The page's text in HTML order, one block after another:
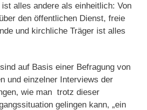
alles andere als einheitlich: Von
den öffentlichen Dienst, freie
und kirchliche Träger ist alles
auf Basis einer Befragung von
und einzelner Interviews der
wie man trotz dieser
gelingen kann, „ein